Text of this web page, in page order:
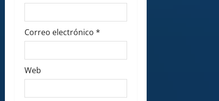
Correo electrónico *
Web